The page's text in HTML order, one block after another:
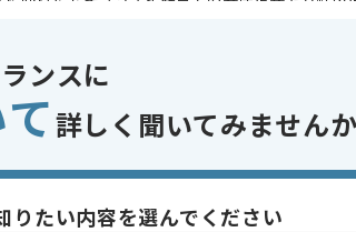
ちであれば申し込み可能なケースもございます！まずは
ム開発
績あり , 20代活躍中 , 30代活躍中 , 短期プロジェ
ンスに
詳しく聞いてみません
りたい内容を選んでください